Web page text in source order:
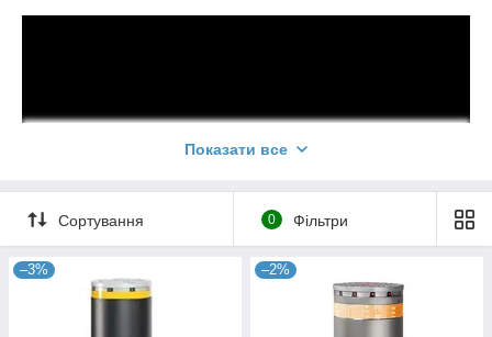
Показати все
Сортування 0 Фільтри
–3% –2%